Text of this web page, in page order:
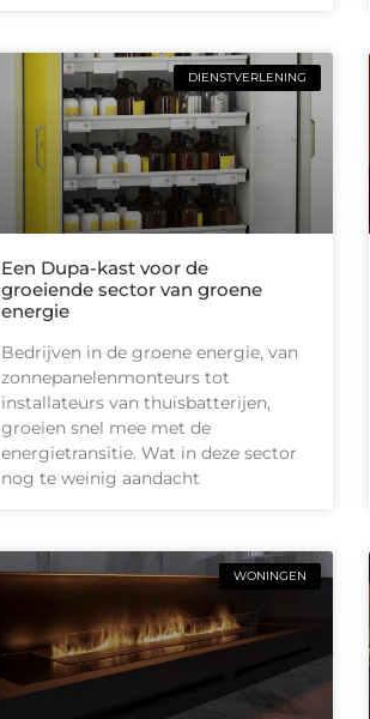
DIENSTVERLENING
Een Dupa-kast voor de
groeiende sector van groene
energie
Bedrijven in de groene energie, van
zonnepanelenmonteurs tot
installateurs van thuisbatterijen,
groeien snel mee met de
energietransitie. Wat in deze sector
nog te weinig aandacht
WONINGEN